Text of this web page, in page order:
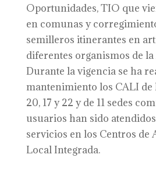
Oportunidades, TIO que
en comunas y
semilleros itinerantes en
diferentes organismos de
Durante la vigencia se ha
mantenimiento los CALI de
20, 17 y 22 y de 11 sedes
usuarios han sido
servicios en los Centros
Local Integrada.